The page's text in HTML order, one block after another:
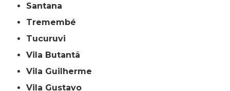
Santana
Tremembé
Tucuruvi
Vila Butantã
Vila Guilherme
Vila Gustavo